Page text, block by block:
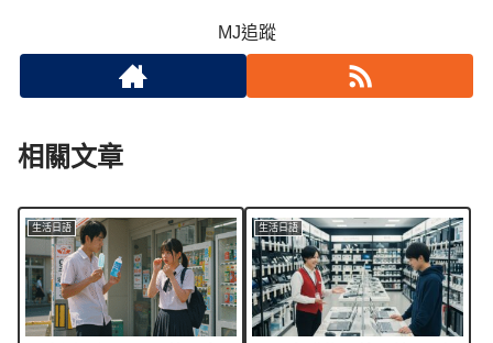
MJ追蹤
相關文章
生活日語 生活日語